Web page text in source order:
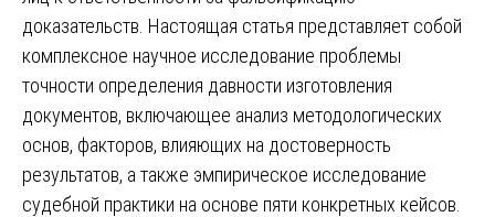
доказательств. Настоящая статья представляет собой
комплексное научное исследование проблемы
точности определения давности изготовления
документов, включающее анализ методологических
основ, факторов, влияющих на достоверность
результатов, а также эмпирическое исследование
судебной практики на основе пяти конкретных кейсов.